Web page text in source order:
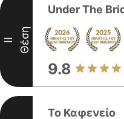
II Θέση
Under The
9.8
Το Καφενείο